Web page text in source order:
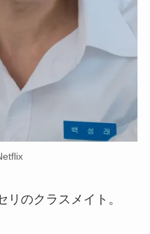
リのクラスメイト。